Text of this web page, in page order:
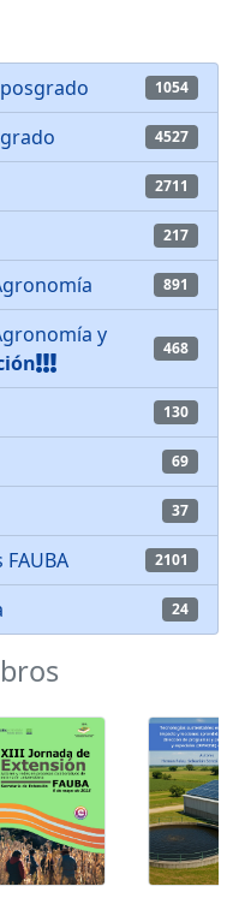
1054
4527
2711
217
891
y
468
130
69
37
2101
24